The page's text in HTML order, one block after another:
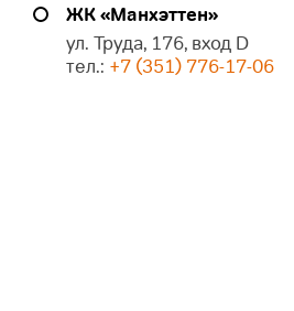
ЖК «Манхэттен»
ул. Труда, 176, вход D
тел.: +7 (351) 776-17-06